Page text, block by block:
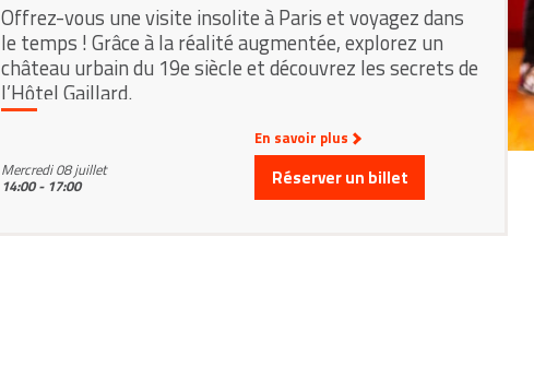
Offrez-vous une visite insolite à Paris et voyagez dans
le temps ! Grâce à la réalité augmentée, explorez un
château urbain du 19e siècle et découvrez les secrets de
l’Hôtel Gaillard.
Mercredi 08 juillet
14:00 - 17:00
En savoir plus
Réserver un billet